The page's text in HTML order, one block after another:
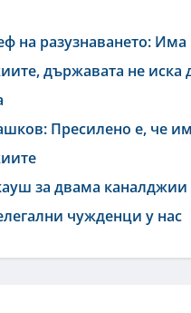
на разузнаването: Има
държавата не иска
Пресилено е, че
за двама
чужденци у нас